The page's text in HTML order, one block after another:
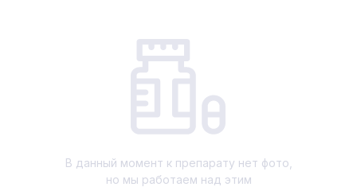
В данный момент к препарату нет фото,
но мы работаем над этим